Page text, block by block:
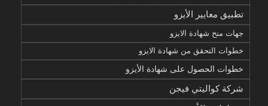
تطبيق معايير الأيزو
جهات منح شهادة الايزو
خطوات التحقق من شهادة الايزو
خطوات الحصول على شهادة الأيزو
شركة كواليتي فيجن